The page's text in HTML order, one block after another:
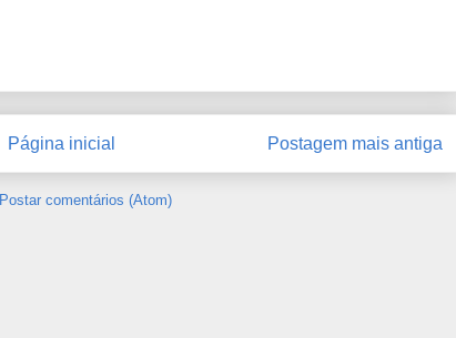
Postagem mais antiga
Página inicial
Postar comentários (Atom)